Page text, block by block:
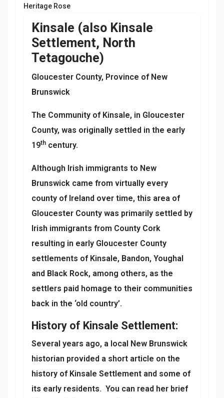
Heritage Rose
Kinsale (also Kinsale
Settlement, North
Tetagouche)
Gloucester County, Province of New
Brunswick
The Community of Kinsale, in Gloucester
County, was originally settled in the early
19th century.
Although Irish immigrants to New
Brunswick came from virtually every
county of Ireland over time, this area of
Gloucester County was primarily settled by
Irish immigrants from County Cork
resulting in early Gloucester County
settlements of Kinsale, Bandon, Youghal
and Black Rock, among others, as the
settlers paid homage to their communities
back in the ‘old country’.
History of Kinsale Settlement:
Several years ago, a local New Brunswick
historian provided a short article on the
history of Kinsale Settlement and some of
its early residents. You can read her brief